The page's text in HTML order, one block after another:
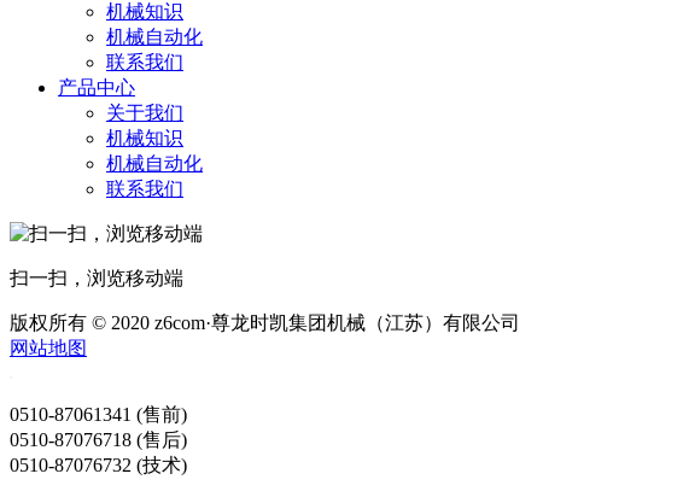
机械知识
机械自动化
联系我们
产品中心
关于我们
机械知识
机械自动化
联系我们
扫一扫，浏览移动端
版权所有 © 2020 z6com·尊龙时凯集团机械（江苏）有限公司
网站地图
0510-87061341 (售前)
0510-87076718 (售后)
0510-87076732 (技术)